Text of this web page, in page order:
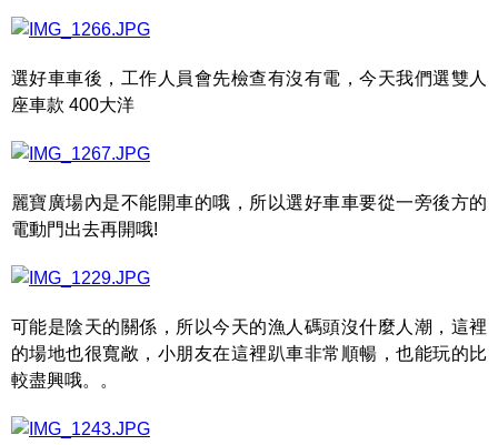
選好車車後，工作人員會先檢查有沒有電，今天我們選雙人
座車款 400大洋
麗寶廣場內是不能開車的哦，所以選好車車要從一旁後方的
電動門出去再開哦!
可能是陰天的關係，所以今天的漁人碼頭沒什麼人潮，這裡
的場地也很寬敞，小朋友在這裡趴車非常順暢，也能玩的比
較盡興哦。。